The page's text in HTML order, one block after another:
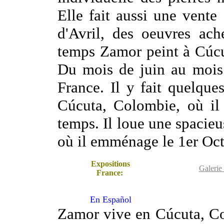
Elle fait aussi une vente
d'Avril, des oeuvres
temps Zamor peint à
Du mois de juin au
France. Il y fait
Cúcuta, Colombie, où
temps. Il loue une
où il emménage le 1er
Expositions
France:
Galerie
En Español
Zamor vive en Cúcuta,